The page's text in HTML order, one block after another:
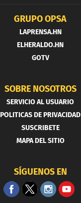
GRUPO OPSA
LAPRENSA.HN
ELHERALDO.HN
GOTV
SOBRE NOSOTROS
SERVICIO AL USUARIO
POLITICAS DE PRIVACIDAD
SUSCRIBETE
MAPA DEL SITIO
SÍGUENOS EN